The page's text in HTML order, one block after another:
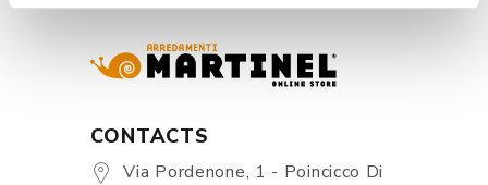
CONTACTS
Via Pordenone, 1 - Poincicco Di